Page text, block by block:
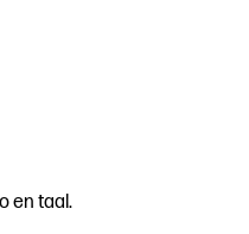
en taal.